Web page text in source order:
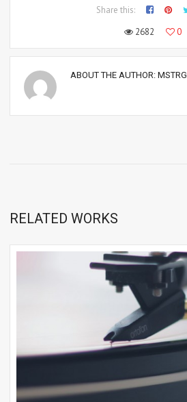
Share this:
2682
0
ABOUT THE AUTHOR: MSTRG
RELATED WORKS